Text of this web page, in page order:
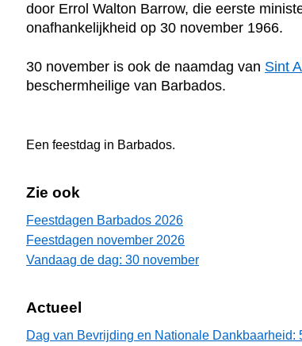
door Errol Walton Barrow, die eerste
onafhankelijkheid op 30 november 1966.
30 november is ook de naamdag van Sint
beschermheilige van Barbados.
Een feestdag in Barbados.
Zie ook
Feestdagen Barbados 2026
Feestdagen november 2026
Vandaag de dag: 30 november
Actueel
Dag van Bevrijding en Nationale Dankbaarheid: